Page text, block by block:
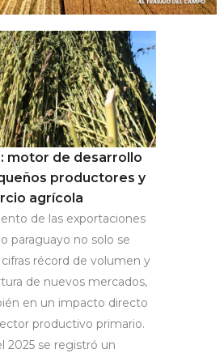
AGRÍCOLA
TAG
motor de desarrollo
productores y
agrícola
de las exportaciones
paraguayo no solo se
récord de volumen y
de nuevos mercados,
en un impacto directo
productivo primario.
2025 se registró un